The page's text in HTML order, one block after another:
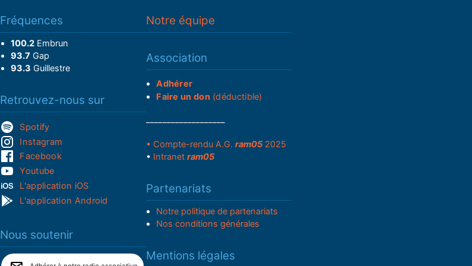
Fréquences
100.2Embrun
93.7 Gap
93.3 Guillestre
Retrouvez-nous sur
Spotify
Instagram
Facebook
Youtube
L'application iOS
L'application Android
Nous soutenir
Notre équipe
Association
Adhérer
Faire un don(déductible)
• Compte-rendu A.G. ram052025
• Intranet ram05
Partenariats
Notre politique de partenariats
Nos conditions générales
Mentions légales